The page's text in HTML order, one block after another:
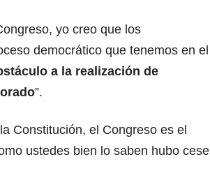
yo creo que los
democrático que tenemos en el
a la realización de
”.
Constitución, el Congreso es el
ustedes bien lo saben hubo cese